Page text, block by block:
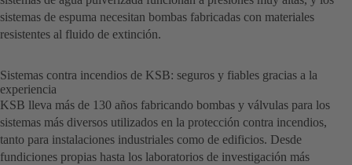
sistemas de espuma necesitan bombas fabricadas con materiales
resistentes al fluido de extinción.
Sistemas contra incendios de KSB: seguros y fiables gracias a la
experiencia
KSB lleva más de 130 años fabricando bombas y válvulas para los
sistemas más diversos utilizados en la protección contra incendios,
tanto para instalaciones industriales como de edificios. Desde
fundiciones propias hasta los laboratorios de investigación más